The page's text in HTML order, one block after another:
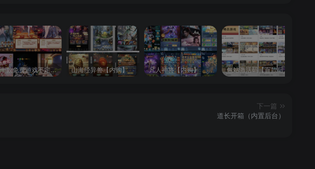
几十款免费游戏不定时更新自行测试 山海经异兽【内购】 凡人神将【内购】 包站激活码【百款后台游戏】
下一篇
道长开箱（内置后台）